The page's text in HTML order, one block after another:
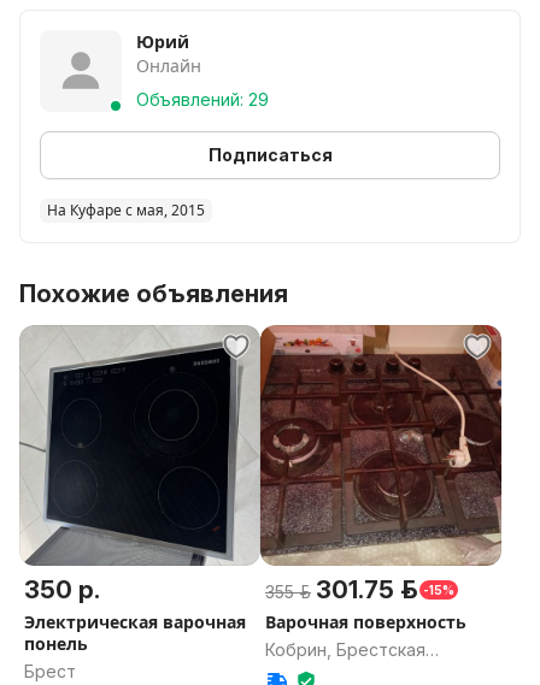
Юрий
Онлайн
Объявлений: 29
Подписаться
На Куфаре с мая, 2015
Похожие объявления
350 р.
Электрическая варочная
понель
Брест
355 р. 301.75 р. -15%
Варочная поверхность
Кобрин, Брестская
область